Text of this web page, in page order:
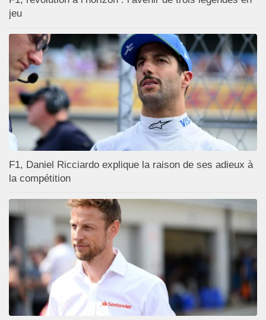
jeu
F1, Daniel Ricciardo explique la raison de ses adieux à
la compétition